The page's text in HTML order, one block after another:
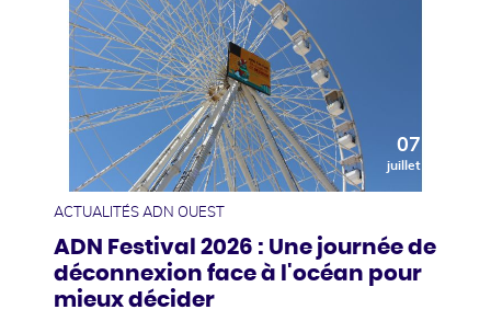
07
juillet
ACTUALITÉS ADN OUEST
ADN Festival 2026 : Une journée de
déconnexion face à l'océan pour
mieux décider